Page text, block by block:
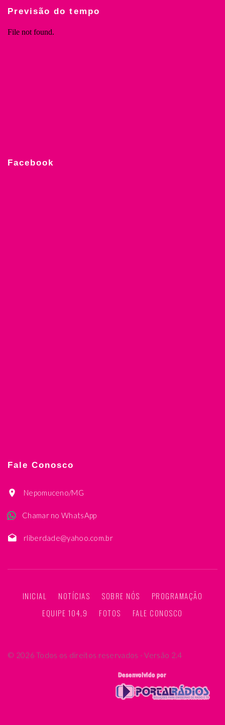
Previsão do tempo
Facebook
Fale Conosco
Nepomuceno/MG
Chamar no WhatsApp
rliberdade@yahoo.com.br
INICIAL NOTÍCIAS SOBRE NÓS
PROGRAMAÇÃO
EQUIPE 104,9
FOTOS FALE CONOSCO
© 2026 Todos os direitos reservados - Versão 2.4